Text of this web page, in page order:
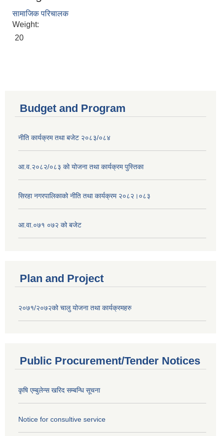
सामाजिक परिचालक
Weight:
20
Budget and Program
नीति कार्यक्रम तथा बजेट २०८३/०८४
आ.व.२०८२/०८३ को योजना तथा कार्यक्रम पुस्तिका
सिरहा नगरपालिकाको नीति तथा कार्यक्रम २०८२।०८३
आ.वा.०७१ ०७२ को बजेट
Plan and Project
२०७१/२०७२को चालु योजना तथा कार्यक्रमहरु
Public Procurement/Tender Notices
कृषि एम्बुलेन्स खरिद सम्बन्धि सूचना
Notice for consultive service